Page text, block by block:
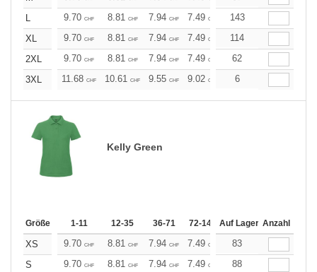
L
9.70 CHF 8.81 CHF 7.94 CHF 7.49 CHF 7.05
143
XL
9.70 CHF 8.81 CHF 7.94 CHF 7.49 CHF 7.05
114
2XL
9.70 CHF 8.81 CHF 7.94 CHF 7.49 CHF 7.05
62
3XL
11.68 CHF 10.61 CHF 9.55 CHF 9.02 CHF 8.49
6
Kelly Green
Größe 1-11 12-35 36-71 72-143 144-287 288 +
Auf Lager Anzahl
XS 9.70 CHF 8.81 CHF 7.94 CHF 7.49 CHF 7.05
83
S
9.70 CHF 8.81 CHF 7.94 CHF 7.49 CHF 7.05
88